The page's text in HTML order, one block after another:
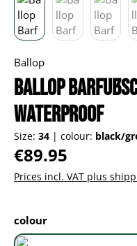
Ballop
Ballop
Waterproof
Size: 34 | colour: black/
Regular price:
€89.95
Prices incl. VAT plus
Select
colour